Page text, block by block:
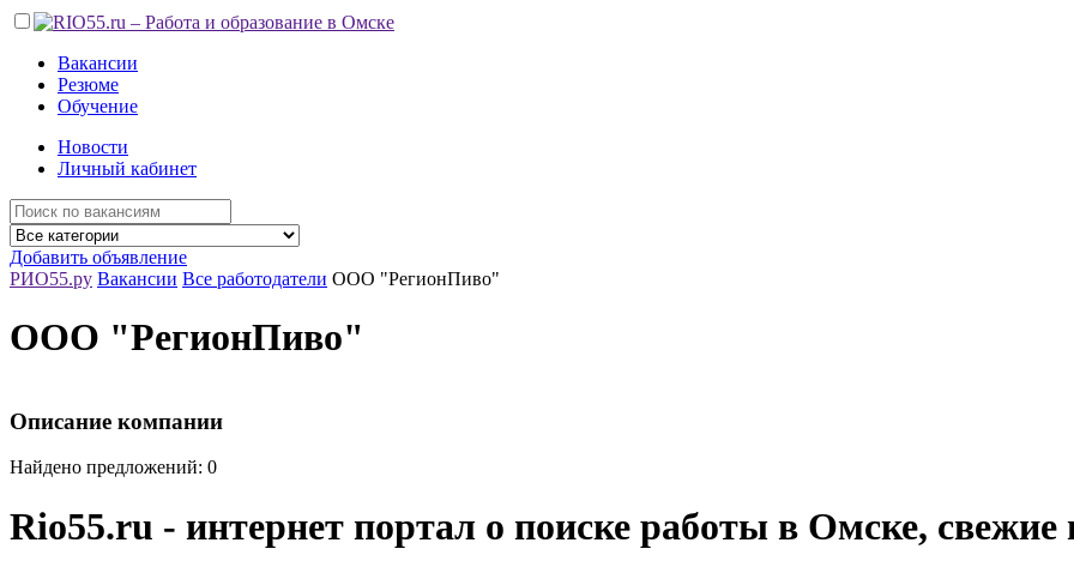
Вакансии
Резюме
Обучение
Новости
Личный кабинет
Добавить объявление
РИО55.ру Вакансии Все работодатели ООО "РегионПиво"
ООО "РегионПиво"
Описание компании
Найдено предложений: 0
Rio55.ru - интернет портал о поиске работы в Омске, свежие